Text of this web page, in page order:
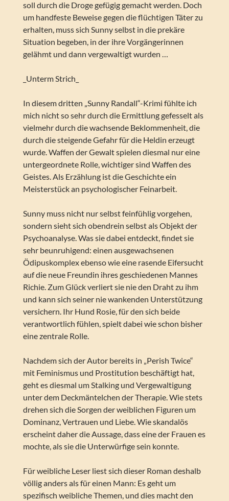
soll durch die Droge gefügig gemacht werden. Doch
um handfeste Beweise gegen die flüchtigen Täter zu
erhalten, muss sich Sunny selbst in die prekäre
Situation begeben, in der ihre Vorgängerinnen
gelähmt und dann vergewaltigt wurden …
_Unterm Strich_
In diesem dritten „Sunny Randall“-Krimi fühlte ich
mich nicht so sehr durch die Ermittlung gefesselt als
vielmehr durch die wachsende Beklommenheit, die
durch die steigende Gefahr für die Heldin erzeugt
wurde. Waffen der Gewalt spielen diesmal nur eine
untergeordnete Rolle, wichtiger sind Waffen des
Geistes. Als Erzählung ist die Geschichte ein
Meisterstück an psychologischer Feinarbeit.
Sunny muss nicht nur selbst feinfühlig vorgehen,
sondern sieht sich obendrein selbst als Objekt der
Psychoanalyse. Was sie dabei entdeckt, findet sie
sehr beunruhigend: einen ausgewachsenen
Ödipuskomplex ebenso wie eine rasende Eifersucht
auf die neue Freundin ihres geschiedenen Mannes
Richie. Zum Glück verliert sie nie den Draht zu ihm
und kann sich seiner nie wankenden Unterstützung
versichern. Ihr Hund Rosie, für den sich beide
verantwortlich fühlen, spielt dabei wie schon bisher
eine zentrale Rolle.
Nachdem sich der Autor bereits in „Perish Twice“
mit Feminismus und Prostitution beschäftigt hat,
geht es diesmal um Stalking und Vergewaltigung
unter dem Deckmäntelchen der Therapie. Wie stets
drehen sich die Sorgen der weiblichen Figuren um
Dominanz, Vertrauen und Liebe. Wie skandalös
erscheint daher die Aussage, dass eine der Frauen es
mochte, als sie die Unterwürfige sein konnte.
Für weibliche Leser liest sich dieser Roman deshalb
völlig anders als für einen Mann: Es geht um
spezifisch weibliche Themen, und dies macht den